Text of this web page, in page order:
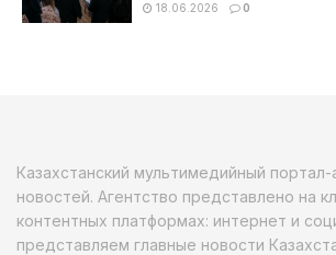
18.06.2026 0
Казахстанский мультимедийный портал-
новостей. Агентство представлено на
контентных платформах: интернет и
представляем главные новости